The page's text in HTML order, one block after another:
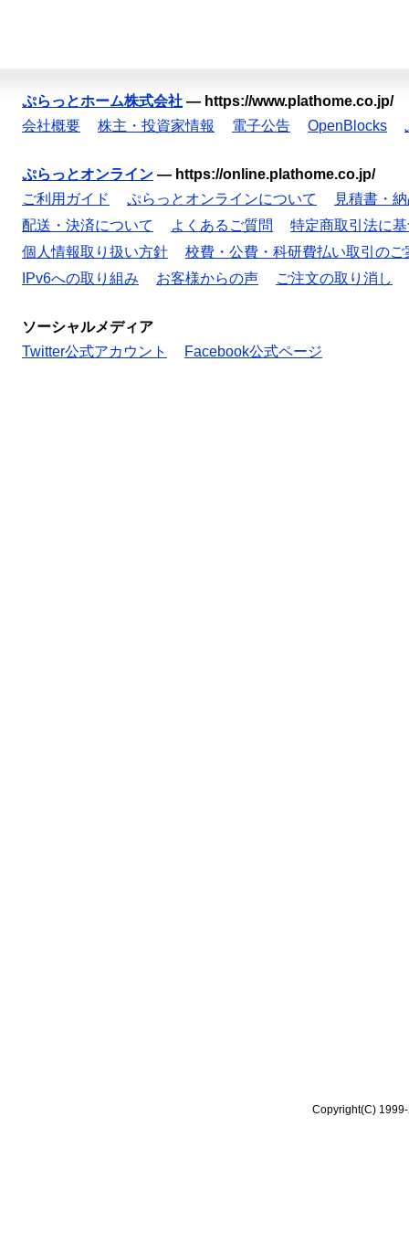
ぷらっとホーム株式会社 — https://www.plathome.co.jp/
会社概要
株主・投資家情報 電子公告 OpenBlocks
ぷらっとオンライン — https://online.plathome.co.jp/
ご利用ガイド
ぷらっとオンラインについて
見積書・
配送・決済について
よくあるご質問
特定商取引法に
個人情報取り扱い方針
校費・公費・科研費払い取引のご
IPv6への取り組み
お客様からの声 ご注文の取り消し
ソーシャルメディア
Twitter公式アカウント
Facebook公式ページ
Copyright(C)